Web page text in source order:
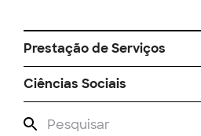
Prestação de Serviços
Ciências Sociais